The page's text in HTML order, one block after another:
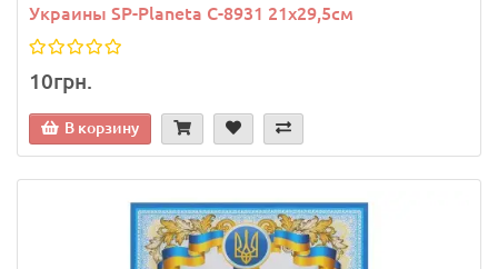
Украины SP-Planeta C-8931 21х29,5см
10грн.
В корзину